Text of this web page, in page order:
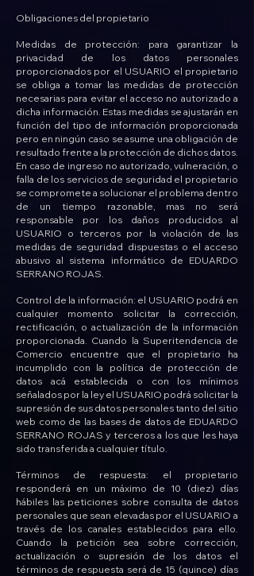
Obligaciones del propietario
Medidas de protección: para garantizar la
privacidad de los datos personales
proporcionados por el USUARIO el propietario
se obliga a tomar las medidas de protección
necesarias para evitar el acceso no autorizado a
dicha información. Estas medidas se ajustarán en
función del tipo de información proporcionada
pero en ningún caso se asume una obligación de
resultado frente a la protección de dichos datos.
En caso de ingreso no autorizado, vulneración, o
falla de los servicios de seguridad el propietario
se compromete a solucionar el problema dentro
de un tiempo razonable, mas no será
responsable por los daños producidos al
USUARIO o terceros por la violación de las
medidas de seguridad dispuestas o el acceso
abusivo al sistema informático de EDUARDO
SERRANO ROJAS.
Control de la información: el USUARIO podrá en
cualquier momento solicitar la corrección,
rectificación, o actualización de la información
proporcionada. Cuando la Superitendencia de
Comercio encuentre que el propietario ha
incumplido con la política de protección de
datos acá establecida o con los mínimos
señalados por la ley el USUARIO podrá solicitar la
supresión de sus datos personales tanto del sitio
web como de las bases de datos de EDUARDO
SERRANO ROJAS y terceros a los que les haya
sido transferida a cualquier título.
Términos de respuesta: el propietario
responderá en un máximo de 10 (diez) días
hábiles las peticiones sobre consulta de datos
personales que sean elevadas por el USUARIO a
través de los canales establecidos para ello.
Cuando la petición sea sobre corrección,
actualización o supresión de los datos el
términos de respuesta será de 15 (quince) días